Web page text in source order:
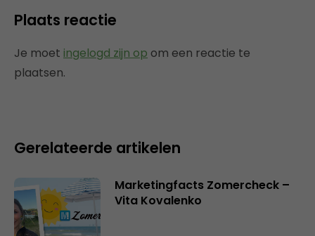
Plaats reactie
Je moet ingelogd zijn op om een reactie te
plaatsen.
Gerelateerde artikelen
Marketingfacts Zomercheck –
Vita Kovalenko